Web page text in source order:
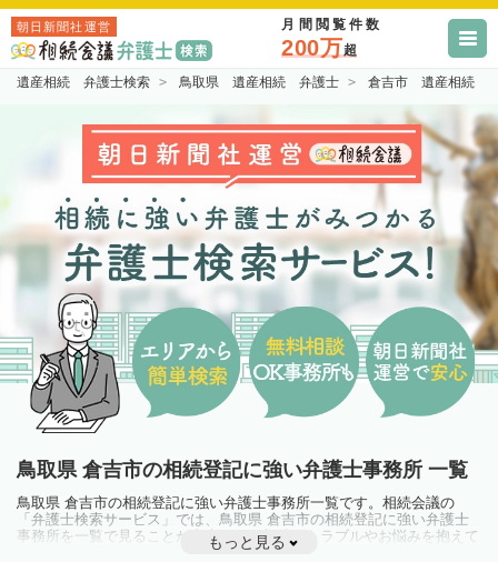
朝日新聞社運営 月間閲覧件数
200万超
遺産相続 弁護士検索 鳥取県 遺産相続 弁護士 倉吉市 遺産相続
鳥取県 倉吉市の相続登記に強い弁護士事務所 一覧
鳥取県 倉吉市の相続登記に強い弁護士事務所一覧です。相続会議の
「弁護士検索サービス」では、鳥取県 倉吉市の相続登記に強い弁護士
事務所を一覧で見ることが出来ます。相続のトラブルやお悩みを抱えて
いる方は一度近隣の弁護士に相談してみましょう。
もっと見る